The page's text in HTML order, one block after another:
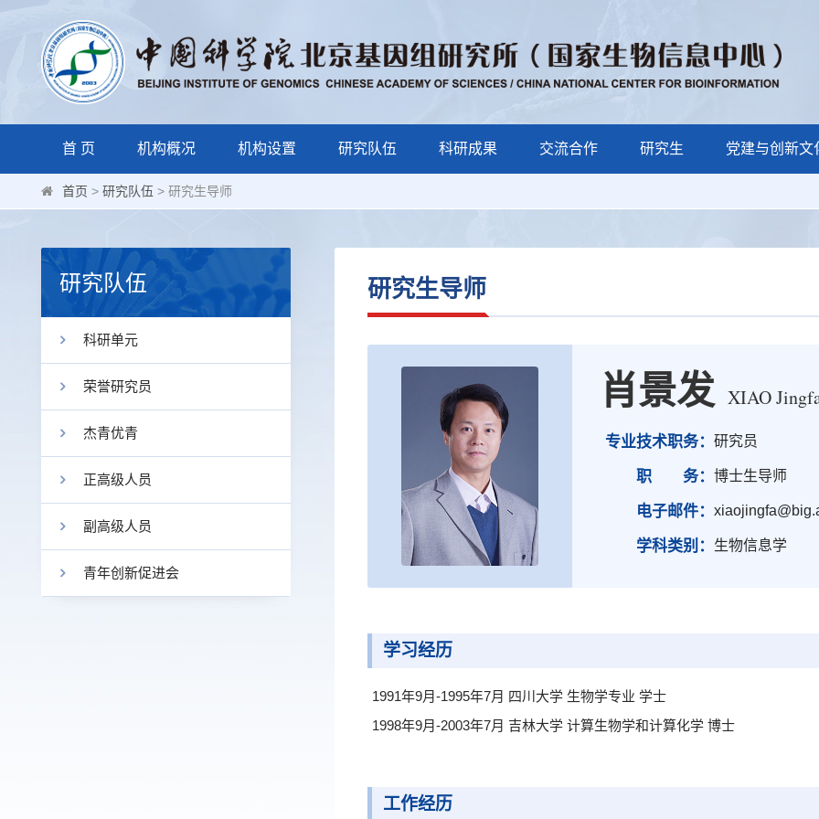
首 页 机构概况 机构设置 研究队伍 科研成果 交流合作 研究生 党建与创新文
首页 > 研究队伍 > 研究生导师
研究队伍
科研单元
荣誉研究员
杰青优青
正高级人员
副高级人员
青年创新促进会
研究生导师
肖景发 XIAO
专业技术职务： 研究员
职 务： 博士生导师
电子邮件：
学科类别： 生物信息学
学习经历
1991年9月-1995年7月 四川大学 生物学专业 学士
1998年9月-2003年7月 吉林大学 计算生物学和计算化学 博士
工作经历